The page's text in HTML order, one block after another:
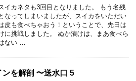
イカネタも3回目となりました。 もう名残
なってしまいましたが、スイカをいただい
皮も食べちゃおう！ということで、先日は
に挑戦しました。 ぬか漬けは、まあ食べら
ない …
ンを解剖 〜送水口 5